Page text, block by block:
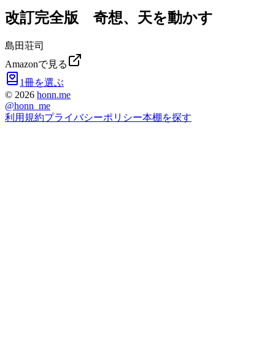
改訂完全版 奇想、天を動かす
島田荘司
Amazonで見る
1冊を選ぶ
© 2026 honn.me
@honn_me
利用規約プライバシーポリシー本棚を探す